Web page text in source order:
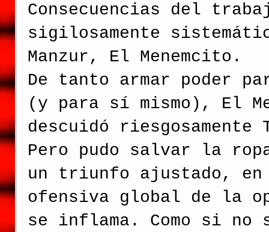
Consecuencias del
sigilosamente
Manzur, El Menemcito.
De tanto armar poder
(y para sí mismo), El
descuidó riesgosamente
Pero pudo salvar la
un triunfo ajustado,
ofensiva global de la
se inflama. Como si no